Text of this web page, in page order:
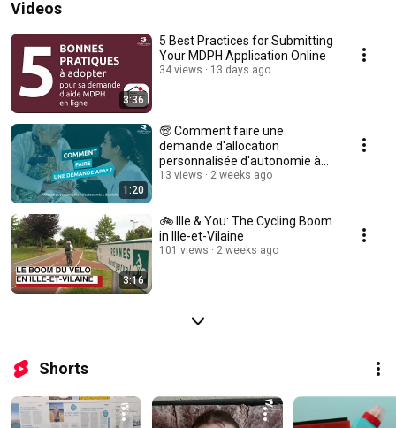
Videos
3:36
5 Best Practices for Submitting
Your MDPH Application Online
34 views 13 days ago
1:20
🧓 Comment faire une
demande d'allocation
personnalisée d'autonomie à
domicile (APA) ?
13 views 2 weeks ago
3:16
🚲 Ille & You: The Cycling Boom
in Ille-et-Vilaine
101 views 2 weeks ago
Shorts